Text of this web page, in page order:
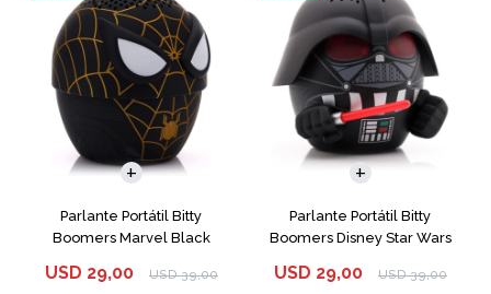
Parlante Portátil Bitty
Boomers Marvel Black
USD 29,00 USD 39,00
Parlante Portátil Bitty
Boomers Disney Star Wars
USD 29,00 USD 39,00